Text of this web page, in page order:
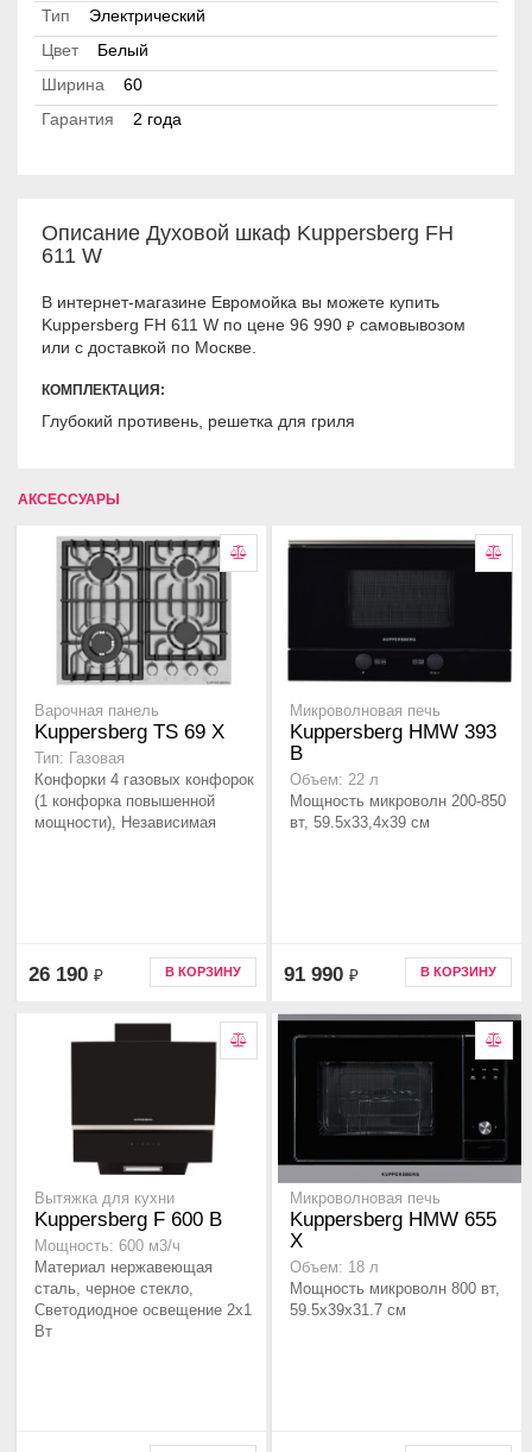
Тип
Электрический
Цвет
Белый
Ширина
60
Гарантия
2 года
Описание Духовой шкаф Kuppersberg FH
611 W
В интернет-магазине Евромойка вы можете купить
Kuppersberg FH 611 W по цене 96 990 ₽ самовывозом
или с доставкой по Москве.
КОМПЛЕКТАЦИЯ:
Глубокий противень, решетка для гриля
АКСЕССУАРЫ
Варочная панель
Kuppersberg TS 69 X
Тип: Газовая
Конфорки 4 газовых конфорок
(1 конфорка повышенной
мощности), Независимая
26 190 ₽ В КОРЗИНУ
Микроволновая печь
Kuppersberg HMW 393
B
Объем: 22 л
Мощность микроволн 200-850
вт, 59.5x33,4x39 см
91 990 ₽ В КОРЗИНУ
Вытяжка для кухни
Kuppersberg F 600 B
Мощность: 600 м3/ч
Материал нержавеющая
сталь, черное стекло,
Светодиодное освещение 2x1
Вт
Микроволновая печь
Kuppersberg HMW 655
X
Объем: 18 л
Мощность микроволн 800 вт,
59.5x39x31.7 см